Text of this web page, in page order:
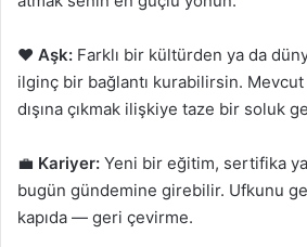
❤️ Aşk: Farklı bir kültürden ya da
ilginç bir bağlantı kurabilirsin.
dışına çıkmak ilişkiye taze bir soluk
💼 Kariyer: Yeni bir eğitim, sertifika ya
bugün gündemine girebilir. Ufkunu
kapıda — geri çevirme.